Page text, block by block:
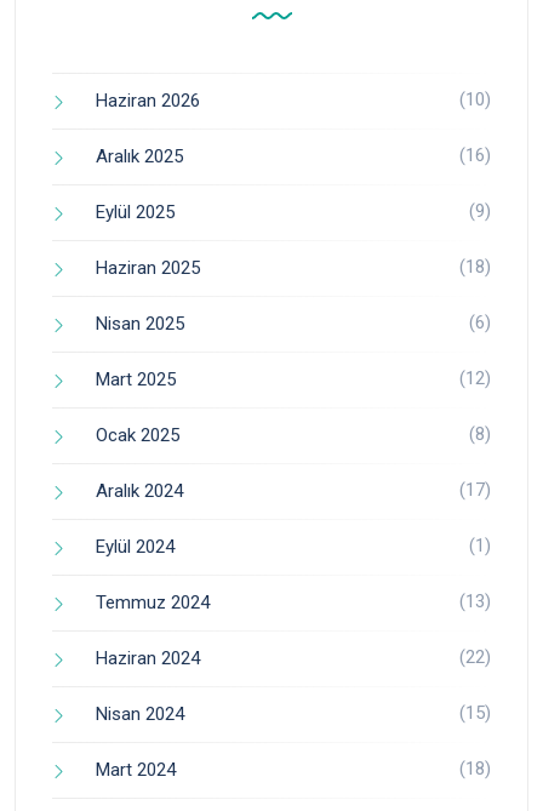
Haziran 2026 (10)
Aralık 2025 (16)
Eylül 2025 (9)
Haziran 2025 (18)
Nisan 2025 (6)
Mart 2025 (12)
Ocak 2025 (8)
Aralık 2024 (17)
Eylül 2024 (1)
Temmuz 2024 (13)
Haziran 2024 (22)
Nisan 2024 (15)
Mart 2024 (18)